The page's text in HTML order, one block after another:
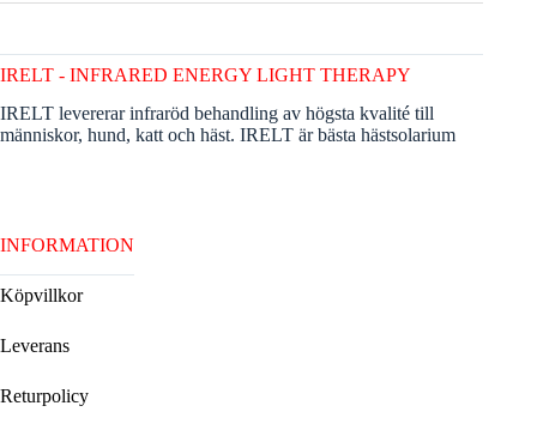
IRELT - INFRARED ENERGY LIGHT THERAPY
IRELT levererar infraröd behandling av högsta kvalité till
människor, hund, katt och häst. IRELT är bästa hästsolarium
INFORMATION
Köpvillkor
Leverans
Returpolicy